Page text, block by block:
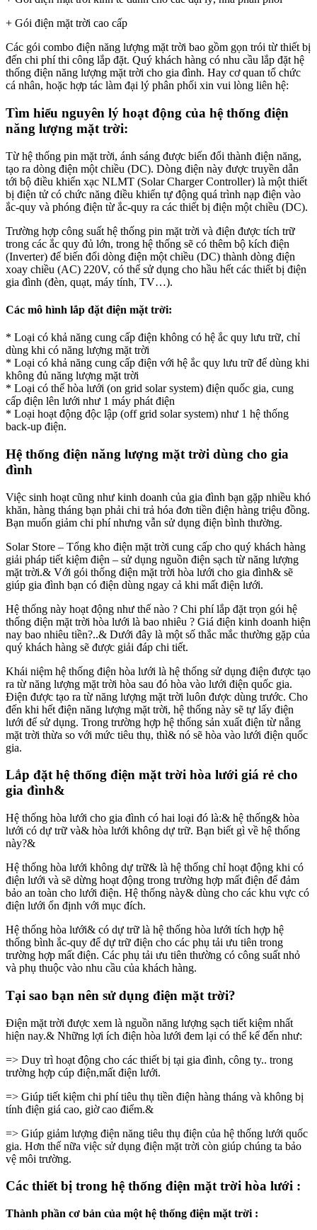
+ Gói điện mặt trời cao cấp
Các gói combo điện năng lượng mặt trời bao gồm gọn trói từ thiết bị
đến chi phí thi công lắp đặt. Quý khách hàng có nhu cầu lắp đặt hệ
thống điện năng lượng mặt trời cho gia đình. Hay cơ quan tổ chức
cá nhân, hoặc hợp tác làm đại lý phân phối xin vui lòng liên hệ:
Tìm hiểu nguyên lý hoạt động của hệ thống điện
năng lượng mặt trời:
Từ hệ thống pin mặt trời, ánh sáng được biến đổi thành điện năng,
tạo ra dòng điện một chiều (DC). Dòng điện này được truyền dẫn
tới bộ điều khiển xạc NLMT (Solar Charger Controller) là một thiết
bị điện tử có chức năng điều khiển tự động quá trình nạp điện vào
ắc-quy và phóng điện từ ắc-quy ra các thiết bị điện một chiều (DC).
Trường hợp công suất hệ thống pin mặt trời và điện được tích trữ
trong các ắc quy đủ lớn, trong hệ thống sẽ có thêm bộ kích điện
(Inverter) để biến đổi dòng điện một chiều (DC) thành dòng điện
xoay chiều (AC) 220V, có thể sử dụng cho hầu hết các thiết bị điện
gia đình (đèn, quạt, máy tính, TV…).
Các mô hình lắp đặt điện mặt trời:
* Loại có khả năng cung cấp điện không có hệ ắc quy lưu trữ, chỉ
dùng khi có năng lượng mặt trời
* Loại có khả năng cung cấp điện với hệ ắc quy lưu trữ để dùng khi
không đủ năng lượng mặt trời
* Loại có thể hòa lưới (on grid solar system) điện quốc gia, cung
cấp điện lên lưới như 1 máy phát điện
* Loại hoạt động độc lập (off grid solar system) như 1 hệ thống
back-up điện.
Hệ thống điện năng lượng mặt trời dùng cho gia
đình
Việc sinh hoạt cũng như kinh doanh của gia đình bạn gặp nhiều khó
khăn, hàng tháng bạn phải chi trả hóa đơn tiền điện hàng triệu đồng.
Bạn muốn giảm chi phí nhưng vẫn sử dụng điện bình thường.
Solar Store – Tổng kho điện mặt trời cung cấp cho quý khách hàng
giải pháp tiết kiệm điện – sử dụng nguồn điện sạch từ năng lượng
mặt trời.& Với gói thống điện mặt trời hòa lưới cho gia đình& sẽ
giúp gia đình bạn có điện dùng ngay cả khi mất điện lưới.
Hệ thống này hoạt động như thế nào ? Chi phí lắp đặt trọn gói hệ
thống điện mặt trời hòa lưới là bao nhiêu ? Giá điện kinh doanh hiện
nay bao nhiêu tiền?..& Dưới đây là một số thắc mắc thường gặp của
quý khách hàng sẽ được giải đáp chi tiết.
Khái niệm hệ thống điện hòa lưới là hệ thống sử dụng điện được tạo
ra từ năng lượng mặt trời hòa sau đó hòa vào lưới điện quốc gia.
Điện được tạo ra từ năng lượng mặt trời luôn được dùng trước. Cho
đến khi hết điện năng lượng mặt trời, hệ thống này sẽ tự lấy điện
lưới để sử dụng. Trong trường hợp hệ thống sản xuất điện từ nắng
mặt trời thừa so với mức tiêu thụ, thì& nó sẽ hòa vào lưới điện quốc
gia.
Lắp đặt hệ thống điện mặt trời hòa lưới giá rẻ cho
gia đình&
Hệ thống hòa lưới cho gia đình có hai loại đó là:& hệ thống& hòa
lưới có dự trữ và& hòa lưới không dự trữ. Bạn biết gì về hệ thống
này?&
Hệ thống hòa lưới không dự trữ& là hệ thống chỉ hoạt động khi có
điện lưới và sẽ dừng hoạt động trong trường hợp mất điện để đảm
bảo an toàn cho lưới điện. Hệ thống này& dùng cho các khu vực có
điện lưới ổn định với mục đích.
Hệ thống hòa lưới& có dự trữ là hệ thống hòa lưới tích hợp hệ
thống bình ắc-quy để dự trữ điện cho các phụ tải ưu tiên trong
trường hợp mất điện. Các phụ tải ưu tiên thường có công suất nhỏ
và phụ thuộc vào nhu cầu của khách hàng.
Tại sao bạn nên sử dụng điện mặt trời?
Điện mặt trời được xem là nguồn năng lượng sạch tiết kiệm nhất
hiện nay.& Những lợi ích điện hòa lưới đem lại có thể kể đến như:
=> Duy trì hoạt động cho các thiết bị tại gia đình, công ty.. trong
trường hợp cúp điện,mất điện lưới.
=> Giúp tiết kiệm chi phí tiêu thụ tiền điện hàng tháng và không bị
tính điện giá cao, giờ cao điểm.&
=> Giúp giảm lượng điện năng tiêu thụ điện của hệ thống lưới quốc
gia. Hơn thế nữa việc sử dụng điện mặt trời còn giúp chúng ta bảo
vệ môi trường.
Các thiết bị trong hệ thống điện mặt trời hòa lưới :
Thành phần cơ bản của một hệ thống điện mặt trời :